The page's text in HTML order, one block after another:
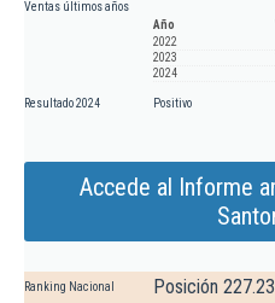
Ventas últimos años
Año
2022
2023
2024
Resultado 2024 Positivo
Accede al Informe
Ranking Nacional Posición